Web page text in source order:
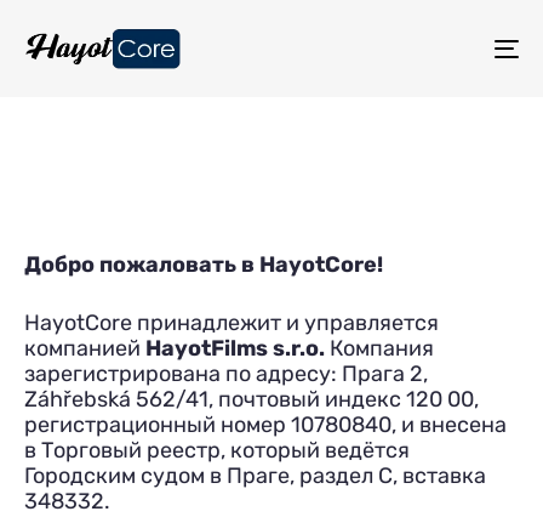
Добро пожаловать в HayotCore!
HayotCore принадлежит и управляется
компанией HayotFilms s.r.o. Компания
зарегистрирована по адресу: Прага 2,
Záhřebská 562/41, почтовый индекс 120 00,
регистрационный номер 10780840, и внесена
в Торговый реестр, который ведётся
Городским судом в Праге, раздел C, вставка
348332.